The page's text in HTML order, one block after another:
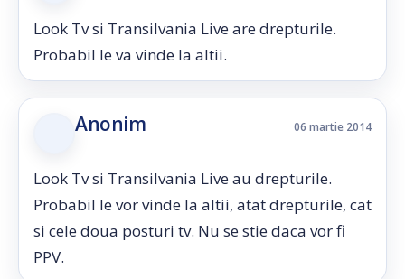
Look Tv si Transilvania Live are drepturile.
Probabil le va vinde la altii.
Anonim 06 martie 2014
Look Tv si Transilvania Live au drepturile.
Probabil le vor vinde la altii, atat drepturile, cat
si cele doua posturi tv. Nu se stie daca vor fi
PPV.